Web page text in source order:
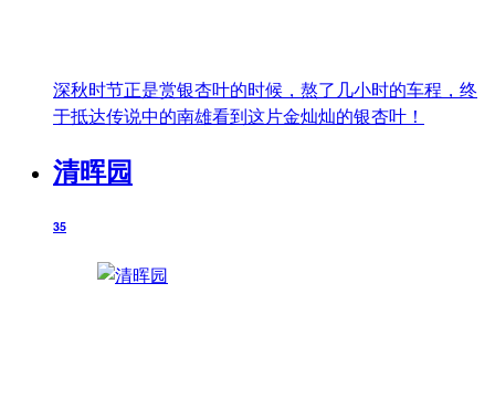
深秋时节正是赏银杏叶的时候，熬了几小时的车程，终
于抵达传说中的南雄看到这片金灿灿的银杏叶！
清晖园
35